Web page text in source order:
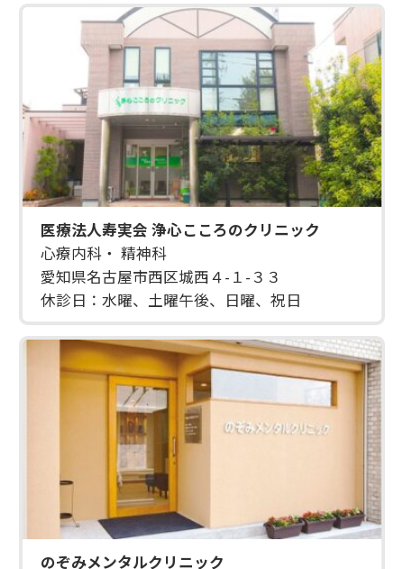
医療法人寿実会 浄心こころのクリニック
心療内科・ 精神科
愛知県名古屋市西区城西４-１-３３
休診日：水曜、土曜午後、日曜、祝日
のぞみメンタルクリニック